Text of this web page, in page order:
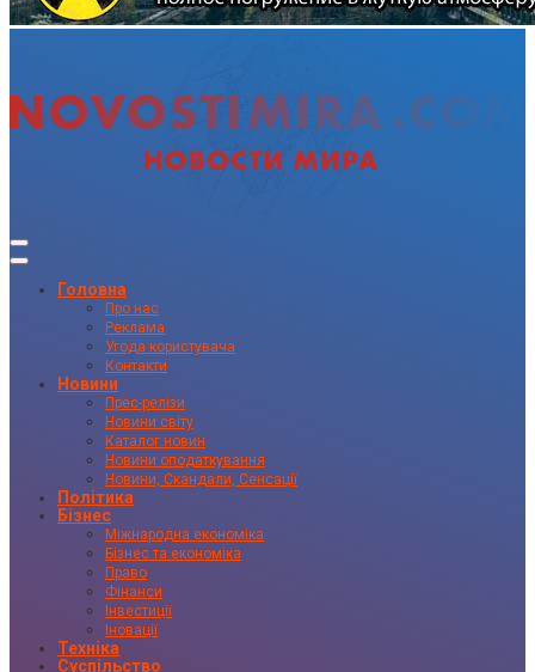
Головна
Про нас
Реклама
Угода користувача
Контакти
Новини
Прес-релізи
Новини світу
Каталог новин
Новини оподаткування
Новини, Скандали, Сенсації
Політика
Бізнес
Міжнародна економіка
Бізнес та економіка
Право
Фінанси
Інвестиції
Іновації
Техніка
Суспільство